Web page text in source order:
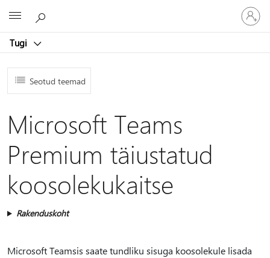
Tugi
Logige
sisse
oma
Seotud teemad
Microsoft Teams
Premium täiustatud
koosolekukaitse
Rakenduskoht
Microsoft Teamsis saate tundliku sisuga koosolekule lisada